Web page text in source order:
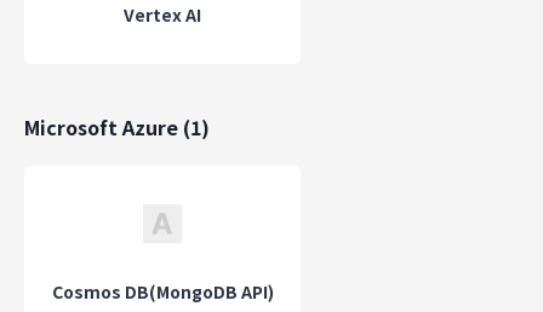
Vertex AI
Microsoft Azure (1)
Cosmos DB(MongoDB API)